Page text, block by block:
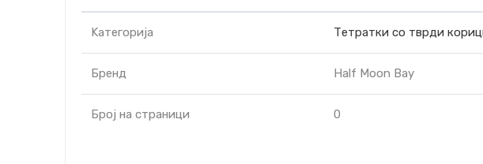
Kатегорија Тетратки со тврди
Бренд Half Moon Bay
Број на страници 0